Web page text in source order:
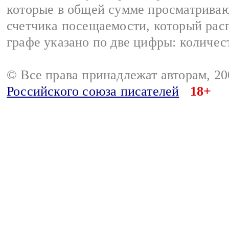
которые в общей сумме
счетчика посещаемости, который
графе указано по две цифры:
© Все права принадлежат авторам,
Российского союза писателей
18+